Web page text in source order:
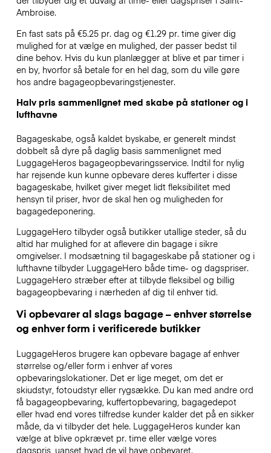
Ambroise.
En fast sats på €5.25 pr. dag og €1.29 pr. time giver dig
mulighed for at vælge en mulighed, der passer bedst til
dine behov. Hvis du kun planlægger at blive et par timer i
en by, hvorfor så betale for en hel dag, som du ville gøre
hos andre bagageopbevaringstjenester.
Halv pris sammenlignet med skabe på stationer og i
lufthavne
Bagageskabe, også kaldet byskabe, er generelt mindst
dobbelt så dyre på daglig basis sammenlignet med
LuggageHeros bagageopbevaringsservice. Indtil for nylig
har rejsende kun kunne opbevare deres kufferter i disse
bagageskabe, hvilket giver meget lidt fleksibilitet med
hensyn til priser, hvor de skal hen og muligheden for
bagagedeponering.
LuggageHero tilbyder også butikker utallige steder, så du
altid har mulighed for at aflevere din bagage i sikre
omgivelser. I modsætning til bagageskabe på stationer og i
lufthavne tilbyder LuggageHero både time- og dagspriser.
LuggageHero stræber efter at tilbyde fleksibel og billig
bagageopbevaring i nærheden af dig til enhver tid.
Vi opbevarer al slags bagage – enhver størrelse
og enhver form i verificerede butikker
LuggageHeros brugere kan opbevare bagage af enhver
størrelse og/eller form i enhver af vores
opbevaringslokationer. Det er lige meget, om det er
skiudstyr, fotoudstyr eller rygsække. Du kan med andre ord
få bagageopbevaring, kuffertopbevaring, bagagedepot
eller hvad end vores tilfredse kunder kalder det på en sikker
måde, da vi tilbyder det hele. LuggageHeros kunder kan
vælge at blive opkrævet pr. time eller vælge vores
dagspris, uanset hvad de vil have opbevaret.